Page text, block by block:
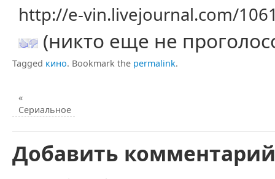
http://e-vin.livejournal.com/
(никто еще не
Tagged кино. Bookmark the permalink.
«
Сериальное
Добавить комментарий